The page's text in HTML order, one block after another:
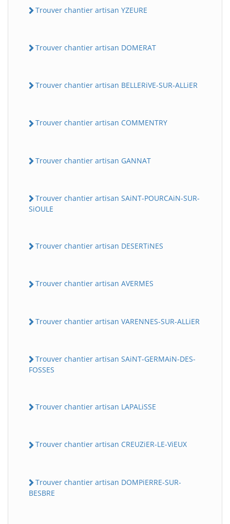
Trouver chantier artisan YZEURE
Trouver chantier artisan DOMERAT
Trouver chantier artisan BELLERiVE-SUR-ALLiER
Trouver chantier artisan COMMENTRY
Trouver chantier artisan GANNAT
Trouver chantier artisan SAiNT-POURCAiN-SUR-
SiOULE
Trouver chantier artisan DESERTiNES
Trouver chantier artisan AVERMES
Trouver chantier artisan VARENNES-SUR-ALLiER
Trouver chantier artisan SAiNT-GERMAiN-DES-
FOSSES
Trouver chantier artisan LAPALiSSE
Trouver chantier artisan CREUZiER-LE-ViEUX
Trouver chantier artisan DOMPiERRE-SUR-
BESBRE